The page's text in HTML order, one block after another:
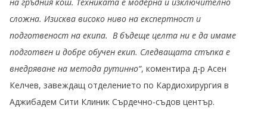
сложна. Изисква високо ниво на експертност и
подготвеност на екипа. В бъдеще целта ни е да имаме
подготвен и добре обучен екип. Следващата стъпка е
внедряване на метода рутинно“, коментира д-р Асен
Келчев, завеждащ отделението по Кардиохирургия в
Аджибадем Сити Клиник Сърдечно-съдов център.